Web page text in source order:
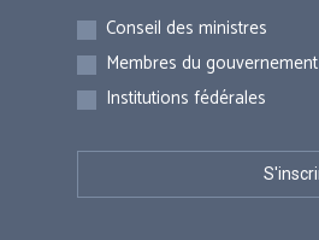
Inscriptions
Conseil des ministres
Membres du gouvernement
Institutions fédérales